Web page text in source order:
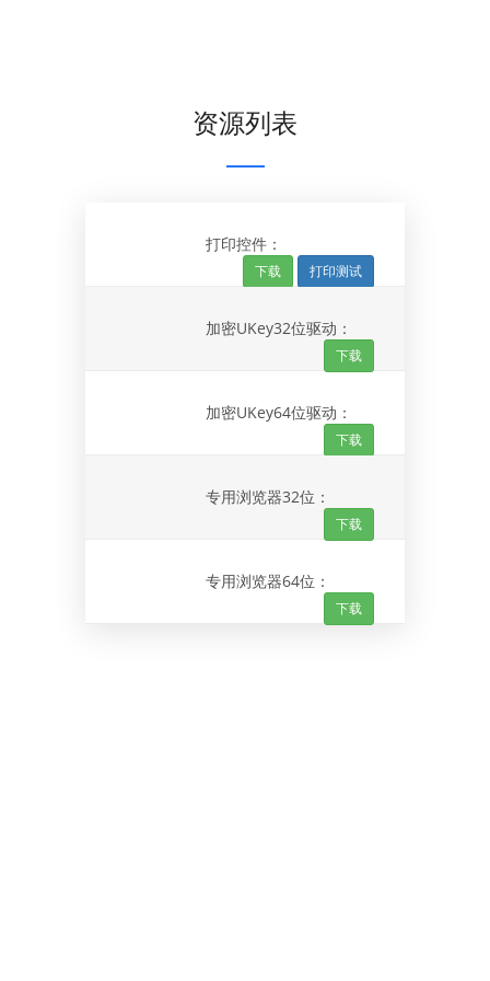
资源列表
打印控件：
下载 打印测试
加密UKey32位驱动：
下载
加密UKey64位驱动：
下载
专用浏览器32位：
下载
专用浏览器64位：
下载